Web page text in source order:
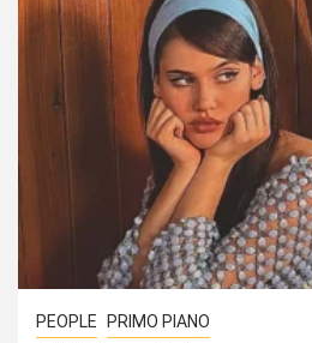
PEOPLE PRIMO PIANO